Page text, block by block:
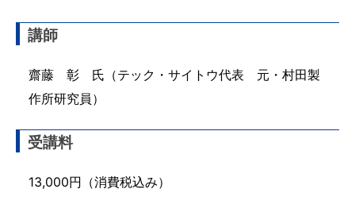
講師
齋藤 彰 氏（テック・サイトウ代表 元・村田製
作所研究員）
受講料
13,000円（消費税込み）